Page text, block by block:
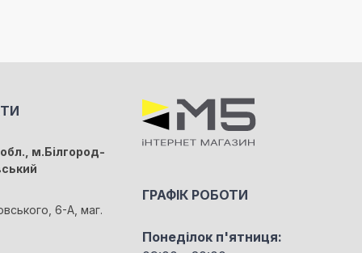
м.Білгород-
6-А, маг.
ГРАФІК РОБОТИ
Понеділок п'ятниця: